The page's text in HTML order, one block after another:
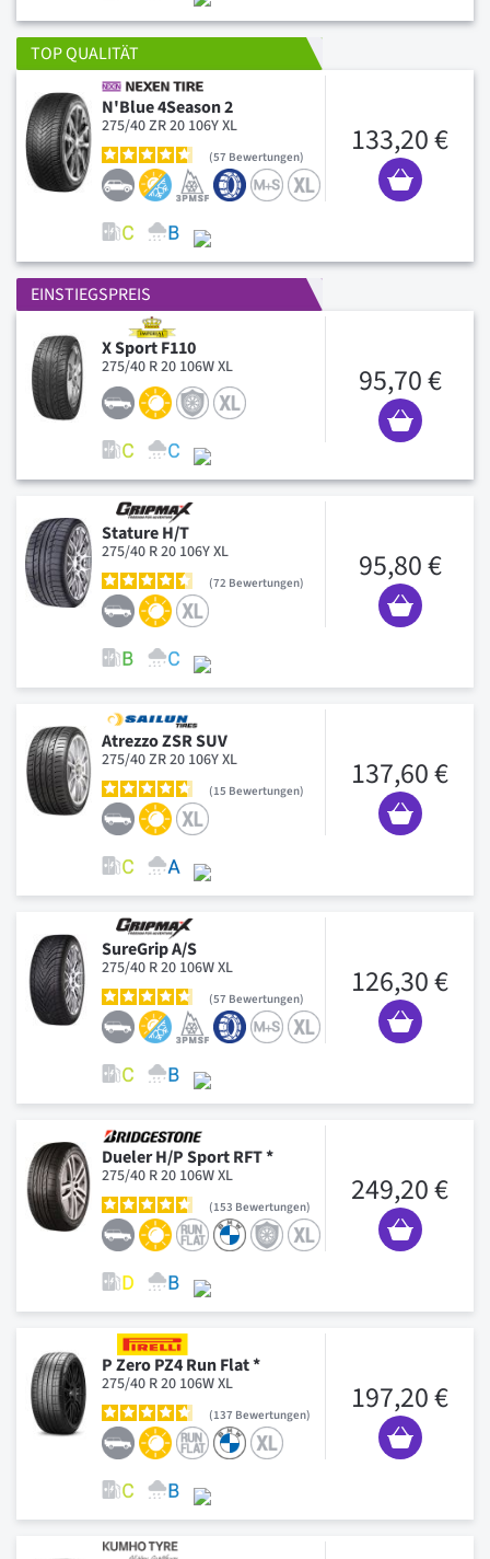
TOP QUALITÄT
N'Blue 4Season 2
275/40 ZR 20 106Y XL
57 Bewertungen 133,20 €
EINSTIEGSPREIS
X Sport F110
275/40 R 20 106W XL 95,70 €
Stature H/T
275/40 R 20 106Y XL
72 Bewertungen 95,80 €
Atrezzo ZSR SUV
275/40 ZR 20 106Y XL
15 Bewertungen 137,60 €
SureGrip A/S
275/40 R 20 106W XL
57 Bewertungen 126,30 €
Dueler H/P Sport RFT *
275/40 R 20 106W XL
153 Bewertungen 249,20 €
P Zero PZ4 Run Flat *
275/40 R 20 106W XL
137 Bewertungen 197,20 €